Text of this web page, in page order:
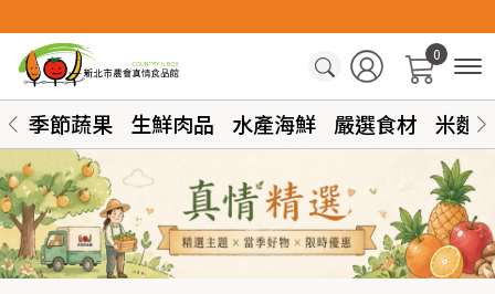
0
季節蔬果 生鮮肉品 水產海鮮 嚴選食材 米麵